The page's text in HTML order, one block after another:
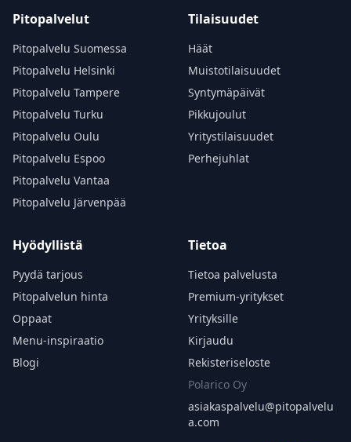
Pitopalvelut
Pitopalvelu Suomessa
Pitopalvelu Helsinki
Pitopalvelu Tampere
Pitopalvelu Turku
Pitopalvelu Oulu
Pitopalvelu Espoo
Pitopalvelu Vantaa
Pitopalvelu Järvenpää
Tilaisuudet
Häät
Muistotilaisuudet
Syntymäpäivät
Pikkujoulut
Yritystilaisuudet
Perhejuhlat
Hyödyllistä
Pyydä tarjous
Pitopalvelun hinta
Oppaat
Menu-inspiraatio
Blogi
Tietoa
Tietoa palvelusta
Premium-yritykset
Yrityksille
Kirjaudu
Rekisteriseloste
Polarico Oy
asiakaspalvelu@pitopalvelu
a.com